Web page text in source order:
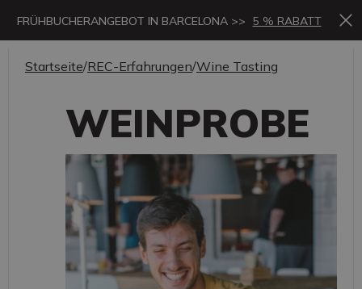
FRÜHBUCHERANGEBOT IN BARCELONA >> 5 % RABATT
Startseite/REC-Erfahrungen/Wine Tasting
WEINPROBE